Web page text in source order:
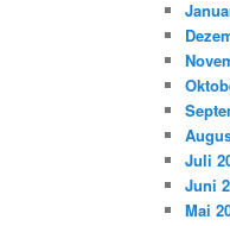
Juli
Juni
Mai